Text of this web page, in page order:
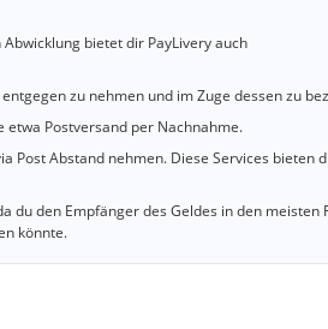
bietet dir PayLivery auch
zu nehmen und im Zuge dessen zu
Postversand per Nachnahme.
Post Abstand nehmen. Diese Services bieten
du den Empfänger des Geldes in den meisten
könnte.